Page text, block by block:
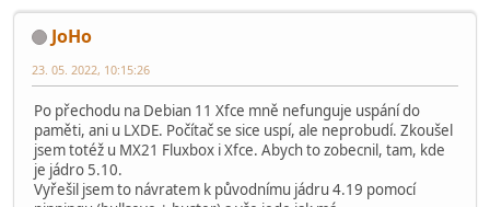
JoHo
23. 05. 2022, 10:15:26
Po přechodu na Debian 11 Xfce mně nefunguje uspání do
paměti, ani u LXDE. Počítač se sice uspí, ale neprobudí. Zkoušel
jsem totéž u MX21 Fluxbox i Xfce. Abych to zobecnil, tam, kde
je jádro 5.10.
Vyřešil jsem to návratem k původnímu jádru 4.19 pomocí